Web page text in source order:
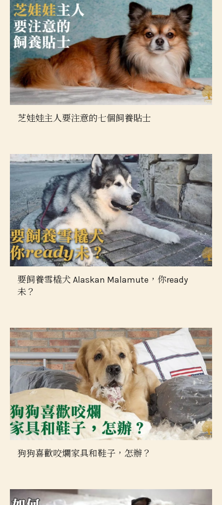
芝娃娃主人要注意的七個飼養貼士
要飼養雪橇犬 Alaskan Malamute，你ready
未？
狗狗喜歡咬爛家具和鞋子，怎辦？